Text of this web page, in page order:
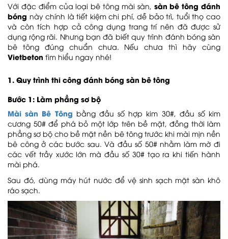
Với đặc điểm của loại bê tông mài sàn, sàn bê tông đánh
bóng này chính là tiết kiệm chi phí, dễ bảo trì, tuổi thọ cao
và còn tích hợp cả công dụng trang trí nên đã được sử
dụng rộng rãi. Nhưng bạn đã biết quy trình đánh bóng sàn
bê tông đúng chuẩn chưa. Nếu chưa thì hãy cùng
Vietbeton tìm hiểu ngay nhé!
1. Quy trình thi công đánh bóng sàn bê tông
Bước 1: Làm phẳng sơ bộ
Mài sàn Bê Tông bằng đầu số hợp kim 30#, đầu số kim
cương 50# để phá bỏ một lớp trên bề mặt, đồng thời làm
phẳng sơ bộ cho bề mặt nền bê tông trước khi mài mịn nền
bê công ở các bước sau. Và đầu số 50# nhằm làm mờ đi
các vết trầy xước lớn mà đầu số 30# tạo ra khi tiến hành
mài phá.
Sau đó, dùng máy hút nước để vệ sinh sạch mặt sàn khô
ráo sạch.